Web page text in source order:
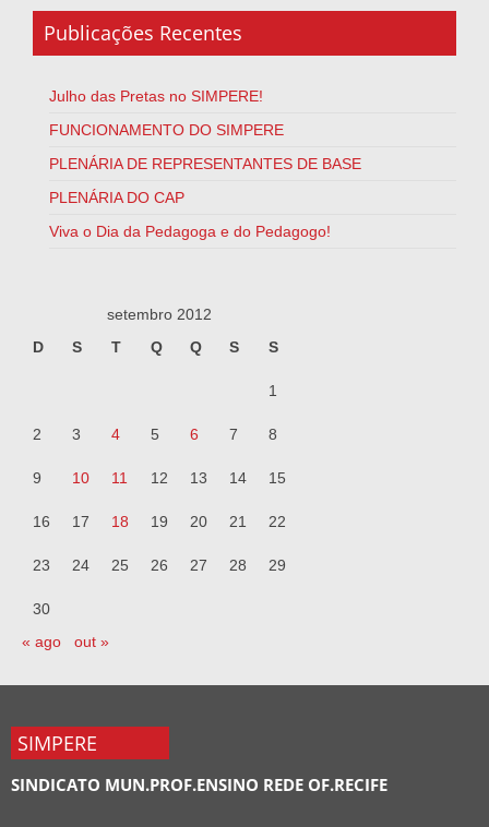
Publicações Recentes
Julho das Pretas no SIMPERE!
FUNCIONAMENTO DO SIMPERE
PLENÁRIA DE REPRESENTANTES DE BASE
PLENÁRIA DO CAP
Viva o Dia da Pedagoga e do Pedagogo!
setembro 2012
D
S T Q Q S S
1
2 3 4 5 6 7 8
9 10 11 12 13 14 15
16 17 18 19 20 21 22
23 24 25 26 27 28 29
30
« ago
out »
SIMPERE
SINDICATO MUN.PROF.ENSINO REDE OF.RECIFE